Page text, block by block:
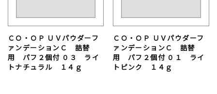
ＣＯ・ＯＰ ＵＶパウダーフ
ァンデーションＣ 詰替
用 パフ２個付 ０３ ライ
トナチュラル １４ｇ
ＣＯ・ＯＰ ＵＶパウダーフ
ァンデーションＣ 詰替
用 パフ２個付 ０１ ライ
トピンク １４ｇ